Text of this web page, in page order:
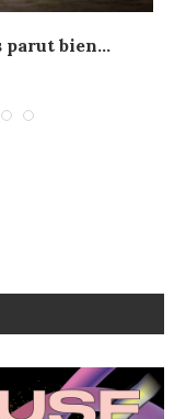
parut bien...